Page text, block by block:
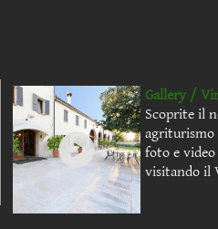
Gallery /
Scoprite il
agriturismo
foto e
visitando il